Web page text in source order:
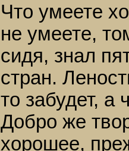
Что умеете
не умеете,
сидя, знал
стран.
то забудет, а
Добро же
хорошее,